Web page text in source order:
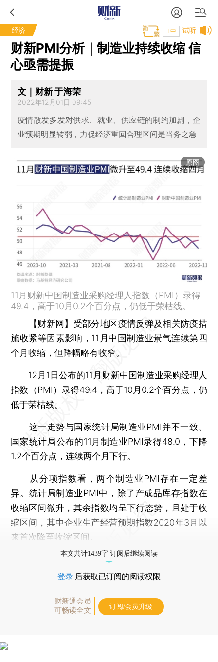
经济 试听
T中
财新PMI分析｜制造业持续收缩 信
心亟需提振
文｜财新 于海荣
2022年12月01日 09:45
疫情散发多发对供求、就业、供应链的制约加剧，企
业预期明显转弱，力促经济重回合理区间是当务之急
原图
11月财新中国制造业采购经理人指数（PMI）录得
49.4，高于10月0.2个百分点，仍低于荣枯线。
【财新网】 受部分地区疫情反弹及相关防疫措
施收紧等因素影响，11月中国制造业景气连续第四
个月收缩，但降幅略有收窄。
12月1日公布的11月财新中国制造业采购经理人
指数（PMI）录得49.4，高于10月0.2个百分点，仍
低于荣枯线。
这一走势与国家统计局制造业PMI并不一致。
国家统计局公布的11月制造业PMI录得48.0 ，下降
1.2个百分点，连续两个月下行。
从分项指数看，两个制造业PMI存在一定差
异。统计局制造业PMI中，除了产成品库存指数在
收缩区间微升，其余指数均呈下行态势，且处于收
缩区间，其中企业生产经营预期指数2020年3月以
来首次降至收缩区间。
本文共计1439字 订阅后继续阅读
登录 后获取已订阅的阅读权限
财新通会员
可畅读全文
订阅/会员升级